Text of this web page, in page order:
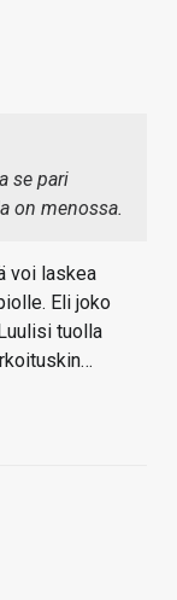
se pari
on menossa.
voi laskea
Eli joko
tuolla